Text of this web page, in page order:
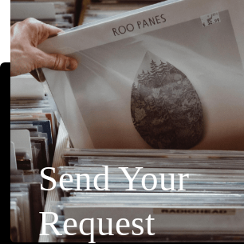
Send Your
Request